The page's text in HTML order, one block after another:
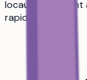
locaux, favorisant
rapide.